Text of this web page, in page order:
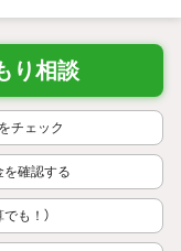
り相談
チェック
を確認する
も！）